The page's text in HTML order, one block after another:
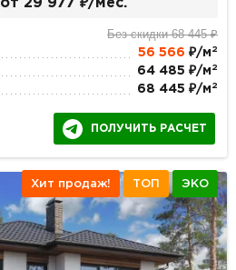
от 29 977 ₽/мес.
Без скидки 68 445 ₽
56 566 ₽/м 2
64 485 ₽/м 2
68 445 ₽/м 2
ПОЛУЧИТЬ РАСЧЕТ
Хит продаж! ТОП ЭКО